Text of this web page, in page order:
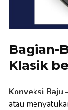
Bagian-
Klasik
Konveksi Baju
atau